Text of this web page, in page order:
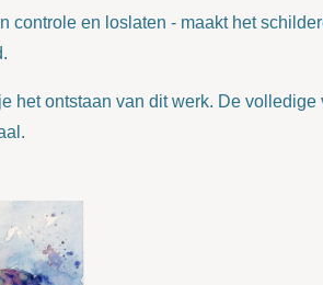
controle en loslaten - maakt het
het ontstaan van dit werk. De volledige